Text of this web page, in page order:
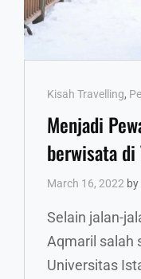
Cat
Links
Kisah Travelling,
Menjadi
berwisata di
March 16, 2022 by
Selain jalan-
Aqmaril salah
Universitas